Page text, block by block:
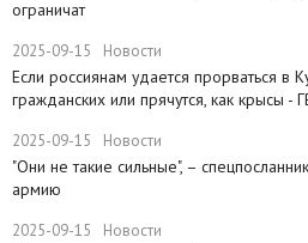
ограничат
2025-09-15 Новости
Если россиянам удается прорваться в
гражданских или прячутся, как крысы -
2025-09-15 Новости
"Они не такие сильные", –
армию
2025-09-15 Новости